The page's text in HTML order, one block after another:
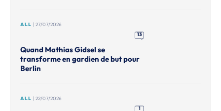
ALL | 27/07/2026
13
Quand Mathias Gidsel se
transforme en gardien de but pour
Berlin
ALL | 22/07/2026
1